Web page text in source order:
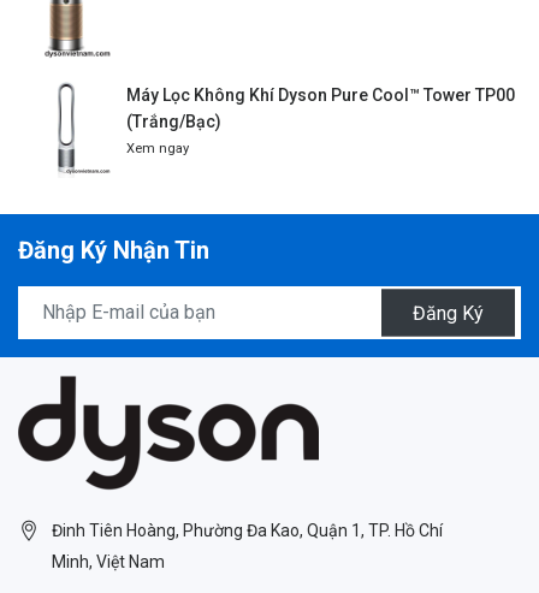
Máy Lọc Không Khí Dyson Pure Cool™ Tower TP00
(Trắng/Bạc)
Xem ngay
Đăng Ký Nhận Tin
Đăng Ký
Đinh Tiên Hoàng, Phường Đa Kao, Quận 1, TP. Hồ Chí
Minh, Việt Nam